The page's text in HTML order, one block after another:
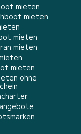
mieten
mieten
mieten
mieten
mieten
ohne